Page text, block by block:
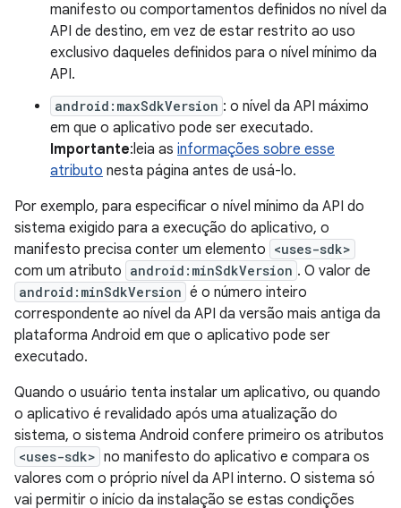
manifesto ou comportamentos definidos no nível da
API de destino, em vez de estar restrito ao uso
exclusivo daqueles definidos para o nível mínimo da
API.
android:maxSdkVersion : o nível da API máximo
em que o aplicativo pode ser executado.
Importante:leia as informações sobre esse
atributo nesta página antes de usá-lo.
Por exemplo, para especificar o nível mínimo da API do
sistema exigido para a execução do aplicativo, o
manifesto precisa conter um elemento <uses-sdk>
com um atributo android:minSdkVersion . O valor de
android:minSdkVersion é o número inteiro
correspondente ao nível da API da versão mais antiga da
plataforma Android em que o aplicativo pode ser
executado.
Quando o usuário tenta instalar um aplicativo, ou quando
o aplicativo é revalidado após uma atualização do
sistema, o sistema Android confere primeiro os atributos
<uses-sdk> no manifesto do aplicativo e compara os
valores com o próprio nível da API interno. O sistema só
vai permitir o início da instalação se estas condições